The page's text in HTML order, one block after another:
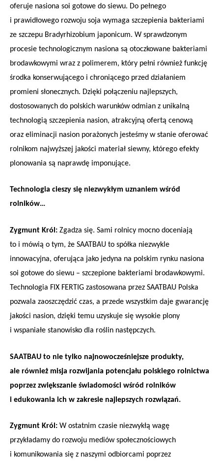
oferuje nasiona soi gotowe do siewu. Do pełnego
i prawidłowego rozwoju soja wymaga szczepienia bakteriami
ze szczepu Bradyrhizobium japonicum. W sprawdzonym
procesie technologicznym nasiona są otoczkowane bakteriami
brodawkowymi wraz z polimerem, który pełni również funkcję
środka konserwującego i chroniącego przed działaniem
promieni słonecznych. Dzięki połączeniu najlepszych,
dostosowanych do polskich warunków odmian z unikalną
technologią szczepienia nasion, atrakcyjną ofertą cenową
oraz eliminacji nasion porażonych jesteśmy w stanie oferować
rolnikom najwyższej jakości materiał siewny, którego efekty
plonowania są naprawdę imponujące.
Technologia cieszy się niezwykłym uznaniem wśród
rolników…
Zygmunt Król: Zgadza się. Sami rolnicy mocno doceniają
to i mówią o tym, że SAATBAU to spółka niezwykle
innowacyjna, oferująca jako jedyna na polskim rynku nasiona
soi gotowe do siewu – szczepione bakteriami brodawkowymi.
Technologia FIX FERTIG zastosowana przez SAATBAU Polska
pozwala zaoszczędzić czas, a przede wszystkim daje gwarancję
jakości nasion, dzięki temu uzyskuje się wysokie plony
i wspaniałe stanowisko dla roślin następczych.
SAATBAU to nie tylko najnowocześniejsze produkty,
ale również misja rozwijania potencjału polskiego rolnictwa
poprzez zwiększanie świadomości wśród rolników
i edukowania ich w zakresie najlepszych rozwiązań.
Zygmunt Król: W ostatnim czasie niezwykłą wagę
przykładamy do rozwoju mediów społecznościowych
i komunikowania się z naszymi odbiorcami poprzez